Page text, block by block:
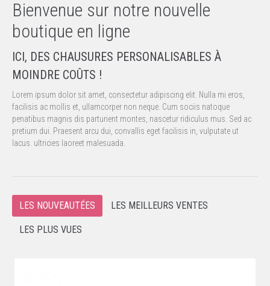
Bienvenue sur notre nouvelle
boutique en ligne
ICI, DES CHAUSURES PERSONALISABLES À
MOINDRE COÛTS !
Lorem ipsum dolor sit amet, consectetur adipiscing elit. Nulla mi eros,
facilisis ac mollis et, ullamcorper non neque. Cum sociis natoque
penatibus magnis dis parturient montes, nascetur ridiculus mus. Sed ac
pretium dui. Praesent arcu dui, convallis eget facilisis in, vulputate ut
lacus. ultricies laoreet malesuada.
LES NOUVEAUTÉES LES MEILLEURS VENTES
LES PLUS VUES